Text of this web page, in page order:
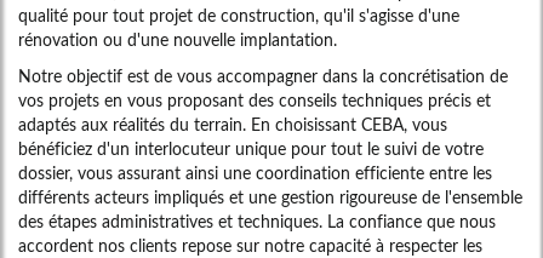
qualité pour tout projet de construction, qu'il s'agisse d'une
rénovation ou d'une nouvelle implantation.
Notre objectif est de vous accompagner dans la concrétisation de
vos projets en vous proposant des conseils techniques précis et
adaptés aux réalités du terrain. En choisissant CEBA, vous
bénéficiez d'un interlocuteur unique pour tout le suivi de votre
dossier, vous assurant ainsi une coordination efficiente entre les
différents acteurs impliqués et une gestion rigoureuse de l'ensemble
des étapes administratives et techniques. La confiance que nous
accordent nos clients repose sur notre capacité à respecter les